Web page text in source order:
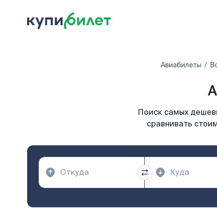
Авиабилеты
Поиск самых
сравнивать